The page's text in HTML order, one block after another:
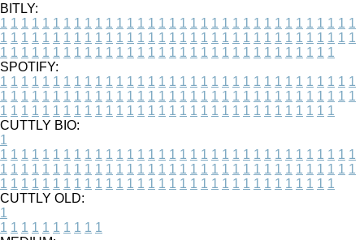
BITLY:
1 1 1 1 1 1 1 1 1 1 1 1 1 1 1 1 1 1 1 1 1 1 1 1 1 1 1 1 1 1 1 1 1 1
1 1 1 1 1 1 1 1 1 1 1 1 1 1 1 1 1 1 1 1 1 1 1 1 1 1 1 1 1 1 1 1 1 1
1 1 1 1 1 1 1 1 1 1 1 1 1 1 1 1 1 1 1 1 1 1 1 1 1 1 1 1 1 1 1 1
SPOTIFY:
1 1 1 1 1 1 1 1 1 1 1 1 1 1 1 1 1 1 1 1 1 1 1 1 1 1 1 1 1 1 1 1 1 1
1 1 1 1 1 1 1 1 1 1 1 1 1 1 1 1 1 1 1 1 1 1 1 1 1 1 1 1 1 1 1 1 1 1
1 1 1 1 1 1 1 1 1 1 1 1 1 1 1 1 1 1 1 1 1 1 1 1 1 1 1 1 1 1 1 1
CUTTLY BIO:
1
1 1 1 1 1 1 1 1 1 1 1 1 1 1 1 1 1 1 1 1 1 1 1 1 1 1 1 1 1 1 1 1 1 1
1 1 1 1 1 1 1 1 1 1 1 1 1 1 1 1 1 1 1 1 1 1 1 1 1 1 1 1 1 1 1 1 1 1
1 1 1 1 1 1 1 1 1 1 1 1 1 1 1 1 1 1 1 1 1 1 1 1 1 1 1 1 1 1 1 1
CUTTLY OLD:
1
1 1 1 1 1 1 1 1 1 1